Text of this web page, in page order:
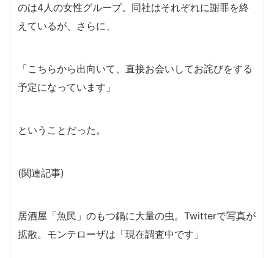
のは4人の女性グループ。同社はそれぞれに謝罪を終
えているが、さらに、
「こちらから出向いて、直接お会いしてお詫びをする
予定になっています」
ということだった。
(関連記事)
居酒屋「魚民」のもつ鍋に大量の虫。Twitterで写真が
拡散。モンテローザは「現在調査中です」